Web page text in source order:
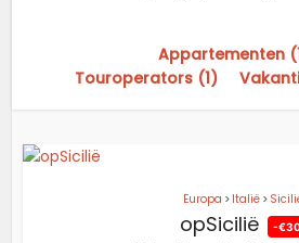
Appartementen
Touroperators (1)
Europa > Italië>
opSicilië -